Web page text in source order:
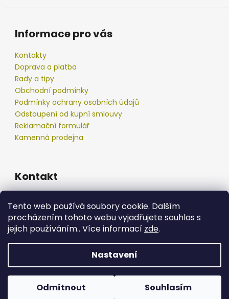
Tento web používá soubory cookie. Dalším
procházením tohoto webu vyjadřujete souhlas s
jejich používáním.. Více informací zde.
Nastavení
Odmítnout Souhlasím
Informace pro vás
Kontakty
Doprava a platba
Rady a tipy
Obchodní podmínky
Podmínky ochrany osobních údajů
Odstoupení od kupní smlouvy
Reklamační formulář
Kamenná prodejna
Kontakt
777 192 550
777 192 550
Copyright 2026podberak.cz. Všechna práva